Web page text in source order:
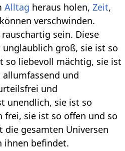
Alltag heraus holen,Zeit,
können verschwinden.
sein. Diese
groß, sie ist so
so liebevoll mächtig, sie ist
allumfassend und
und
unendlich, sie ist so
frei, sie ist so offen und so
gesamten Universen
ihnen befindet.